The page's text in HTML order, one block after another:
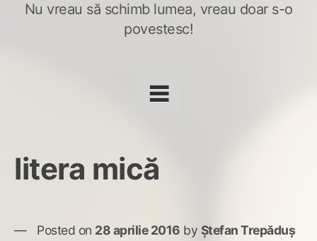
Nu vreau să schimb lumea, vreau doar s-o
povestesc!
litera mică
Posted on 28 aprilie 2016 by Ștefan Trepăduș